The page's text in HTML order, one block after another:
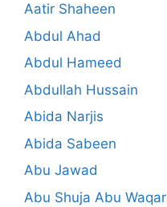
Aatir Shaheen
Abdul Ahad
Abdul Hameed
Abdullah Hussain
Abida Narjis
Abida Sabeen
Abu Jawad
Abu Shuja Abu Waqar